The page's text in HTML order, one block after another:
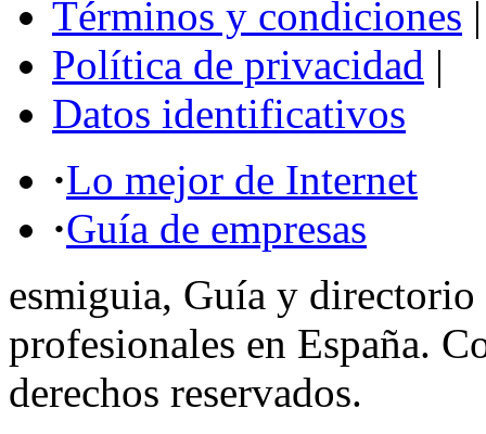
Términos y condiciones |
Política de privacidad |
Datos identificativos
·Lo mejor de Internet
·Guía de empresas
esmiguia, Guía y directorio
profesionales en España.
derechos reservados.